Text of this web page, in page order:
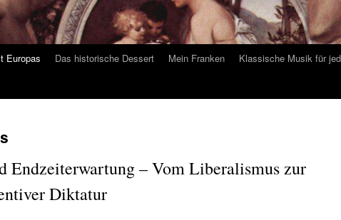
Europas Das historische Dessert Mein Franken Klassische Musik für
Endzeiterwartung – Vom Liberalismus zur
Diktatur